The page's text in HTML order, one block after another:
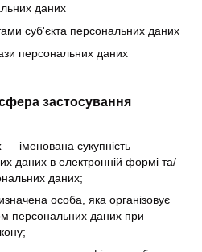
даних
суб'єкта персональних даних
персональних даних
застосування
— іменована сукупність
даних в електронній формі та/
даних;
особа, яка організовує
персональних даних при